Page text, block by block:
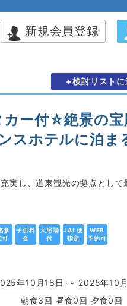
新規会員登録
+検討リストに
カー付☆絶景の宝
スホテルに泊ま
実し、道東観光の拠点として
参
可
子供料
金
大浴場
付
JAL便
指定
WEB
予約可
年10月18日 ～ 2025年10
朝食3回 昼食0回 夕食0回